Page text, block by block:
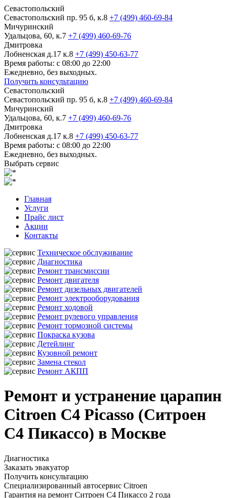
Севастопольский
Севастопольский пр. 95 б, к.8 +7 (499) 460-69-84
Мичуринский
Удальцова, 60, к.7 +7 (499) 460-69-76
Дмитровка
Лобненская д.17 к.8 +7 (499) 450-63-77
Время работы: с 08:00 до 22:00
Ежедневно, без выходных.
Получить консультацию
Севастопольский
Севастопольский пр. 95 б, к.8 +7 (499) 460-69-84
Мичуринский
Удальцова, 60, к.7 +7 (499) 460-69-76
Дмитровка
Лобненская д.17 к.8 +7 (499) 450-63-77
Время работы: с 08:00 до 22:00
Ежедневно, без выходных.
Выбрать сервис
Главная
Услуги
Прайс лист
Акции
Контакты
Техническое обслуживание
Диагностика
Ремонт трансмиссии
Ремонт двигателя
Ремонт дизельных двигателей
Ремонт электрооборудования
Ремонт ходовой
Ремонт рулевого управления
Ремонт тормозной системы
Покраска кузова
Детейлинг
Кузовной ремонт
Замена стекол
Ремонт АКПП
Ремонт и устранение царапин
Citroen C4 Picasso (Ситроен
С4 Пикассо) в Москве
Диагностика
Заказать эвакуатор
Получить консультацию
Специализированный автосервис Citroen
Гарантия на ремонт Ситроен С4 Пикассо 2 года